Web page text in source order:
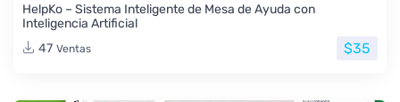
HelpKo – Sistema Inteligente de Mesa de Ayuda con
Inteligencia Artificial
47 Ventas $35